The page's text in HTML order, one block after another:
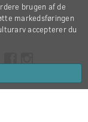
brugen af de
markedsføringen
accepterer du